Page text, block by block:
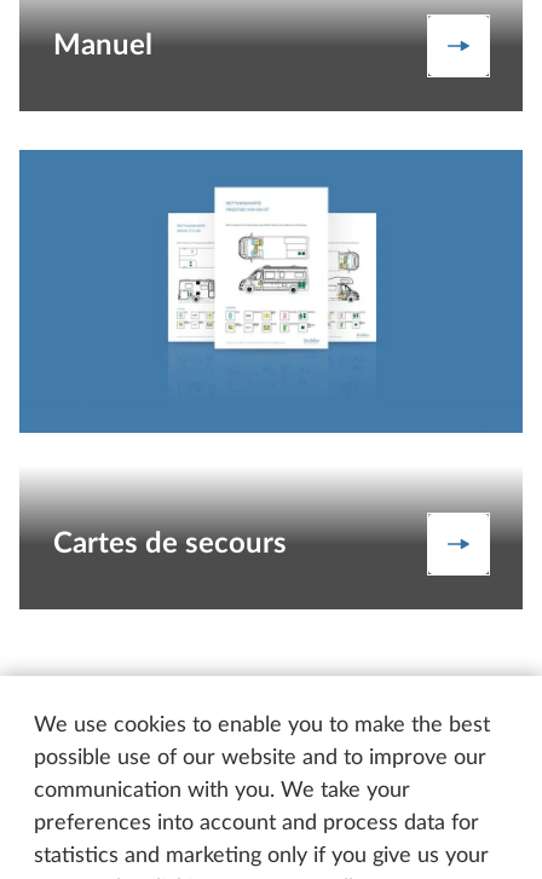
We use cookies to enable you to make the best
possible use of our website and to improve our
communication with you. We take your
preferences into account and process data for
statistics and marketing only if you give us your
Manuel Manuel
Cartes de secours Les
Vers le haut de la page
HOBBY SUR FACEBOOK